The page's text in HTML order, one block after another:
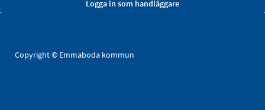
Copyright © Emmaboda kommun